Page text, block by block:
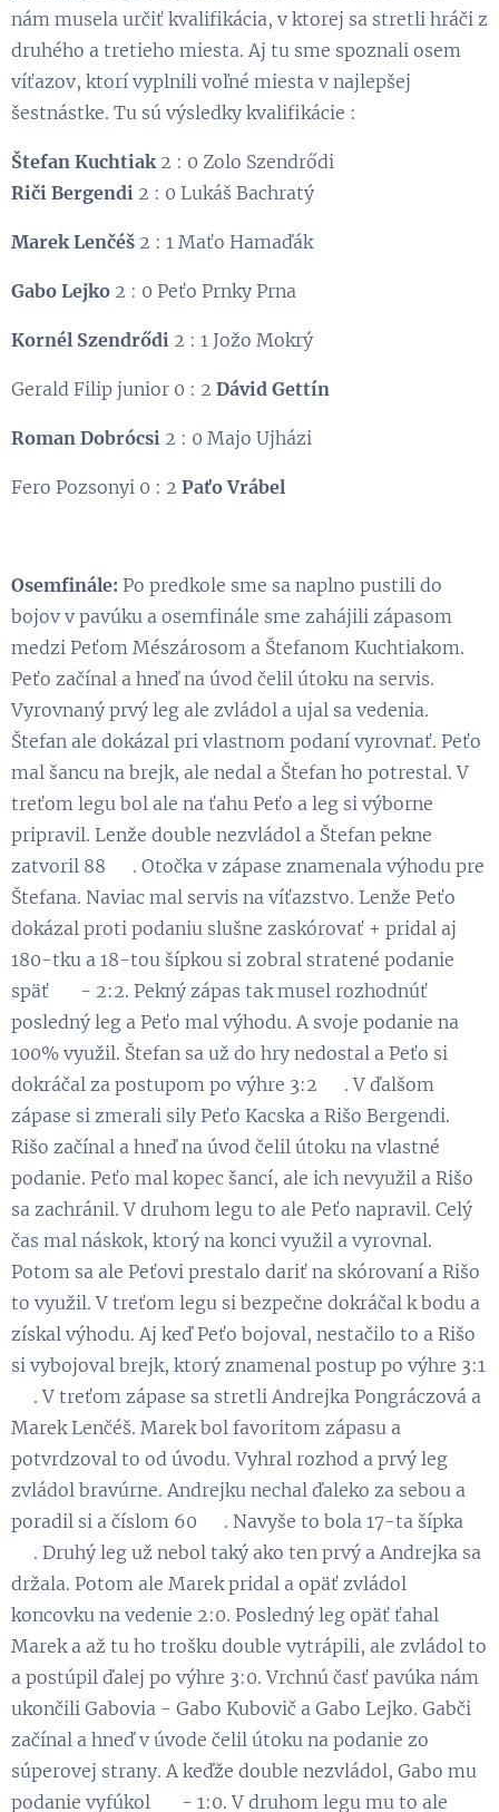
nám musela určiť kvalifikácia, v ktorej sa stretli hráči z
druhého a tretieho miesta. Aj tu sme spoznali osem
víťazov, ktorí vyplnili voľné miesta v najlepšej
šestnástke. Tu sú výsledky kvalifikácie :
Štefan Kuchtiak 2 : 0 Zolo Szendrődi
Riči Bergendi 2 : 0 Lukáš Bachratý
Marek Lenčéš 2 : 1 Maťo Hamaďák
Gabo Lejko 2 : 0 Peťo Prnky Prna
Kornél Szendrődi 2 : 1 Jožo Mokrý
Gerald Filip junior 0 : 2 Dávid Gettín
Roman Dobrócsi 2 : 0 Majo Ujházi
Fero Pozsonyi 0 : 2 Paťo Vrábel
Osemfinále: Po predkole sme sa naplno pustili do
bojov v pavúku a osemfinále sme zahájili zápasom
medzi Peťom Mészárosom a Štefanom Kuchtiakom.
Peťo začínal a hneď na úvod čelil útoku na servis.
Vyrovnaný prvý leg ale zvládol a ujal sa vedenia.
Štefan ale dokázal pri vlastnom podaní vyrovnať. Peťo
mal šancu na brejk, ale nedal a Štefan ho potrestal. V
treťom legu bol ale na ťahu Peťo a leg si výborne
pripravil. Lenže double nezvládol a Štefan pekne
zatvoril 88 💪. Otočka v zápase znamenala výhodu pre
Štefana. Naviac mal servis na víťazstvo. Lenže Peťo
dokázal proti podaniu slušne zaskórovať + pridal aj
180-tku a 18-tou šípkou si zobral stratené podanie
späť 😉 - 2:2. Pekný zápas tak musel rozhodnúť
posledný leg a Peťo mal výhodu. A svoje podanie na
100% využil. Štefan sa už do hry nedostal a Peťo si
dokráčal za postupom po výhre 3:2 😃. V ďalšom
zápase si zmerali sily Peťo Kacska a Rišo Bergendi.
Rišo začínal a hneď na úvod čelil útoku na vlastné
podanie. Peťo mal kopec šancí, ale ich nevyužil a Rišo
sa zachránil. V druhom legu to ale Peťo napravil. Celý
čas mal náskok, ktorý na konci využil a vyrovnal.
Potom sa ale Peťovi prestalo dariť na skórovaní a Rišo
to využil. V treťom legu si bezpečne dokráčal k bodu a
získal výhodu. Aj keď Peťo bojoval, nestačilo to a Rišo
si vybojoval brejk, ktorý znamenal postup po výhre 3:1
😉. V treťom zápase sa stretli Andrejka Pongráczová a
Marek Lenčéš. Marek bol favoritom zápasu a
potvrdzoval to od úvodu. Vyhral rozhod a prvý leg
zvládol bravúrne. Andrejku nechal ďaleko za sebou a
poradil si a číslom 60 👏. Navyše to bola 17-ta šípka
😉. Druhý leg už nebol taký ako ten prvý a Andrejka sa
držala. Potom ale Marek pridal a opäť zvládol
koncovku na vedenie 2:0. Posledný leg opäť ťahal
Marek a až tu ho trošku double vytrápili, ale zvládol to
a postúpil ďalej po výhre 3:0. Vrchnú časť pavúka nám
ukončili Gabovia - Gabo Kubovič a Gabo Lejko. Gabči
začínal a hneď v úvode čelil útoku na podanie zo
súperovej strany. A keďže double nezvládol, Gabo mu
podanie vyfúkol 😁 - 1:0. V druhom legu mu to ale